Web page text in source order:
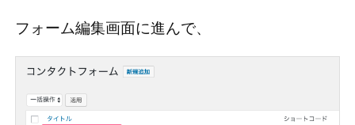
フォーム編集画面に進んで、